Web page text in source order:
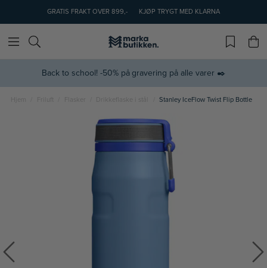
GRATIS FRAKT OVER 899,- KJØP TRYGT MED KLARNA
Back to school! -50% på gravering på alle varer ✒️
Hjem Friluft Flasker Drikkeflaske i stål Stanley IceFlow Twist Flip Bottle